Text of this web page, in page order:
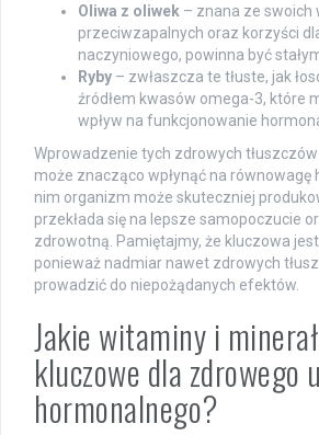
Oliwa z oliwek – znana ze swoich
przeciwzapalnych oraz korzyści
naczyniowego, powinna być
Ryby – zwłaszcza te tłuste, jak
źródłem kwasów omega-3, które
wpływ na funkcjonowanie
Wprowadzenie tych zdrowych
może znacząco wpłynąć na równowagę
nim organizm może skuteczniej
przekłada się na lepsze samopoczucie
zdrowotną. Pamiętajmy, że kluczowa
ponieważ nadmiar nawet zdrowych
prowadzić do niepożądanych efektów.
Jakie witaminy i
kluczowe dla zdrowego
hormonalnego?